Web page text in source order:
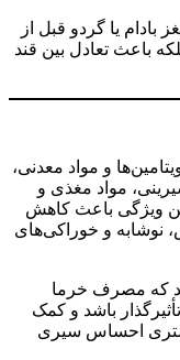
مغز بادام یا گردو قبل از
باعث تعادل بین قند
و مواد معدنی،
مواد مغذی و
ویژگی باعث کاهش
و خوراکی‌های
که مصرف خرما
باشد و کمک
احساس سیری